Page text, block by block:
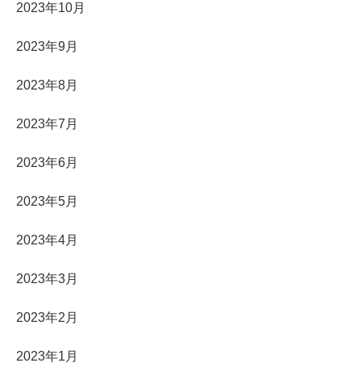
2023年10月
2023年9月
2023年8月
2023年7月
2023年6月
2023年5月
2023年4月
2023年3月
2023年2月
2023年1月